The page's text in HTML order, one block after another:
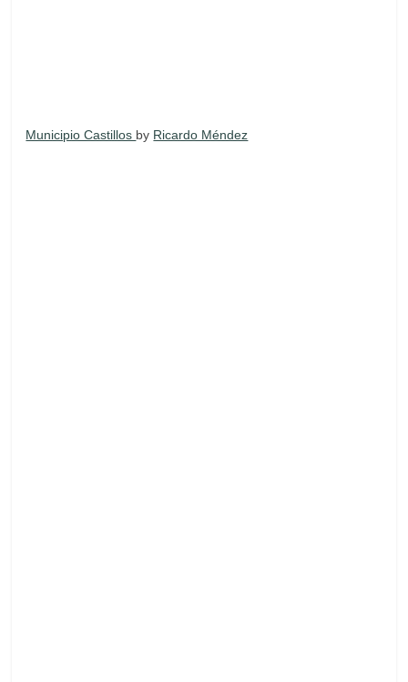
Municipio Castillos by Ricardo Méndez